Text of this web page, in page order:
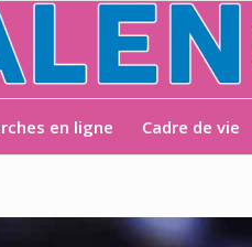
en ligne Cadre de vie